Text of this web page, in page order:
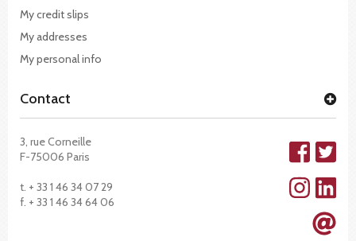
My credit slips
My addresses
My personal info
Contact
3, rue Corneille
F-75006 Paris
t. + 33 1 46 34 07 29
f. + 33 1 46 34 64 06